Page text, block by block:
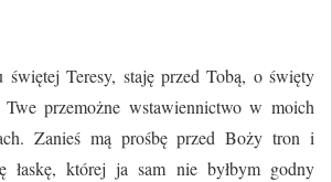
świętej Teresy, staję przed Tobą, o święty
przemożne wstawiennictwo w moich
Zanieś mą prośbę przed Boży tron i
łaskę, której ja sam nie byłbym godny